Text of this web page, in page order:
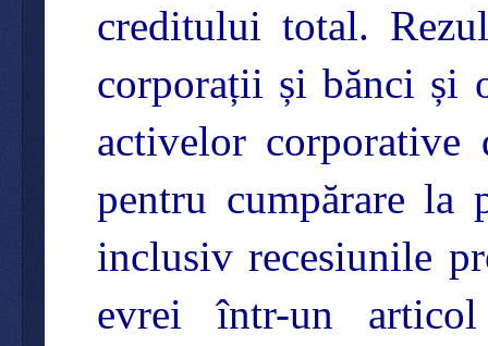
creditului total.
corporații și bănci și
activelor
pentru cumpărare la
inclusiv recesiunile
evrei într-un